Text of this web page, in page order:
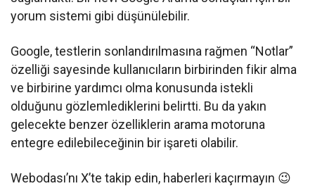
yorum sistemi gibi düşünülebilir.
Google, testlerin sonlandırılmasına rağmen “Notlar”
özelliği sayesinde kullanıcıların birbirinden fikir alma
ve birbirine yardımcı olma konusunda istekli
olduğunu gözlemlediklerini belirtti. Bu da yakın
gelecekte benzer özelliklerin arama motoruna
entegre edilebileceğinin bir işareti olabilir.
Webodası’nı X’te takip edin, haberleri kaçırmayın 😉